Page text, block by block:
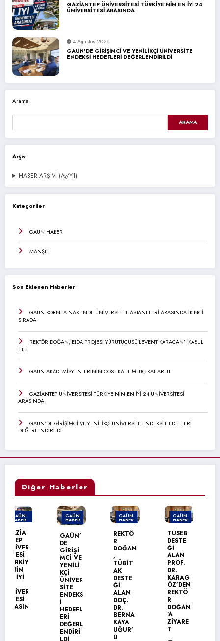
GAZİANTEP ÜNİVERSİTESİ TÜRKİYE’NİN EN İYİ 24
ÜNİVERSİTESİ ARASINDA
4 Ağustos 2026
GAÜN’DE GİRİŞİMCİ VE YENİLİKÇİ ÜNİVERSİTE
ENDEKSİ HEDEFLERİ DEĞERLENDİRİLDİ
Arama
ARAMA
Arşiv
HABER ARŞİVİ (Ay/Yıl)
Kategoriler
GAÜN HABER
MANŞET
Son Eklenen Haberler
GAÜN KORNEA NAKLİNDE ÜNİVERSİTE HASTANELERİ ARASINDA İKİNCİ
SIRADA
REKTÖR DOĞAN, EIDA PROJESİ YÜRÜTÜCÜSÜ LEVENT KARACAN’I KABUL
ETTİ
GAÜN AKADEMİSYENLERİNİN COST KATILIMI ÜÇ KAT ARTTI
GAZİANTEP ÜNİVERSİTESİ TÜRKİYE’NİN EN İYİ 24 ÜNİVERSİTESİ
ARASINDA
GAÜN’DE GİRİŞİMCİ VE YENİLİKÇİ ÜNİVERSİTE ENDEKSİ HEDEFLERİ
DEĞERLENDİRİLDİ
Diğer Haberler
GAÜN
HABER
GAÜN’
DE
GİRİŞİ
MCİ VE
YENİLİ
KÇİ
ÜNİVER
SİTE
ENDEKS
İ
HEDEFL
GAÜN
HABER
REKTÖ
DOĞAN
,
TÜBİT
DESTE
Ğİ
ALAN
DR.
KAYA
UĞUR’
GAÜN
HABER
TÜSEB
Ğİ
PROF.
KARAG
REKTÖ
R
’A
ZİYARE
T
GAÜN
HABER
GAÜN
TEKNİK
BİLİML
ER
MESLEK
YÜKSEK
OKULU’
NDA
MEZUN
İYET
SEVİNC